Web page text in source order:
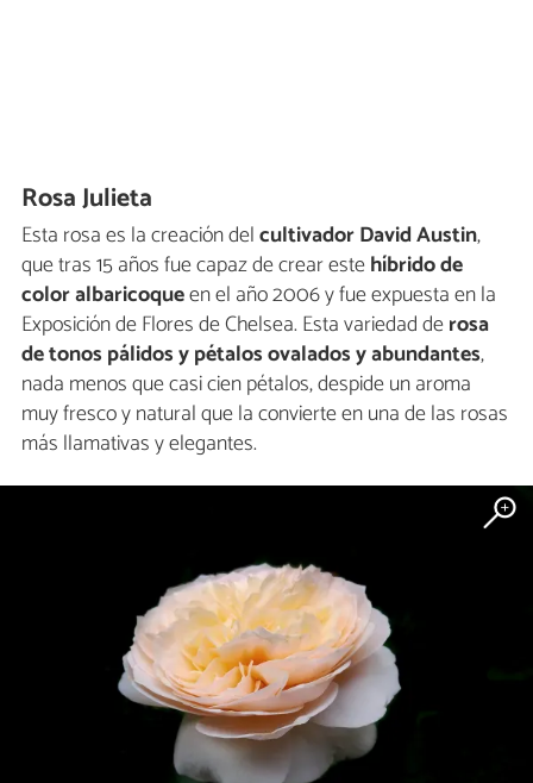
Rosa Julieta
Esta rosa es la creación delcultivador David Austin,
que tras 15 años fue capaz de crear estehíbrido de
color albaricoqueen el año 2006 y fue expuesta en la
Exposición de Flores de Chelsea. Esta variedad derosa
de tonos pálidos y pétalos ovalados y abundantes,
nada menos que casi cien pétalos, despide un aroma
muy fresco y natural que la convierte en una de las rosas
más llamativas y elegantes.